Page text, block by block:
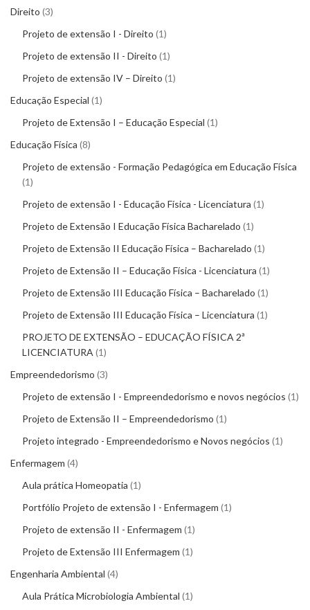
Direito 3
Projeto de extensão I - Direito 1
Projeto de extensão II - Direito 1
Projeto de extensão IV – Direito 1
Educação Especial 1
Projeto de Extensão I – Educação Especial 1
Educação Física 8
Projeto de extensão - Formação Pedagógica em Educação Física
1
Projeto de extensão I - Educação Física - Licenciatura 1
Projeto de Extensão I Educação Física Bacharelado 1
Projeto de Extensão II Educação Física – Bacharelado 1
Projeto de Extensão II – Educação Física - Licenciatura 1
Projeto de Extensão III Educação Física – Bacharelado 1
Projeto de Extensão III Educação Física – Licenciatura 1
PROJETO DE EXTENSÃO – EDUCAÇÃO FÍSICA 2ª
LICENCIATURA 1
Empreendedorismo 3
Projeto de extensão I - Empreendedorismo e novos negócios 1
Projeto de Extensão II – Empreendedorismo 1
Projeto integrado - Empreendedorismo e Novos negócios 1
Enfermagem 4
Aula prática Homeopatia 1
Portfólio Projeto de extensão I - Enfermagem 1
Projeto de extensão II - Enfermagem 1
Projeto de Extensão III Enfermagem 1
Engenharia Ambiental 4
Aula Prática Microbiologia Ambiental 1